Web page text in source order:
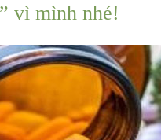
vì mình nhé!